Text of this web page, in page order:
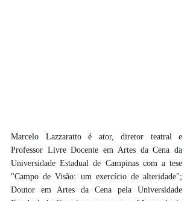
Marcelo Lazzaratto é ator, diretor teatral e
Professor Livre Docente em Artes da Cena da
Universidade Estadual de Campinas com a tese
"Campo de Visão: um exercício de alteridade";
Doutor em Artes da Cena pela Universidade